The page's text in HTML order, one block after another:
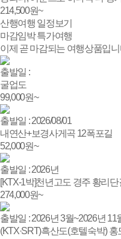
214,500원~
산행여행 일정보기
마감임박특가여행
이제 곧 마감되는 여행상품입
출발일 :
굴업도
99,000원~
출발일 : 2026/08/01
내연산+보경사게곡 12폭포길
52,000원~
출발일 : 2026년
[KTX-1박]천년고도 경주 황리
274,000원~
출발일 : 2026년 3월~2026년 11
(KTX·SRT)흑산도(호텔숙박) 홍